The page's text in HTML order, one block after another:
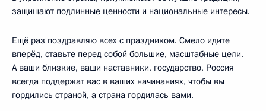
защищают подлинные ценности и национальные интересы.
Ещё раз поздравляю всех с праздником. Смело идите
вперёд, ставьте перед собой большие, масштабные цели.
А ваши близкие, ваши наставники, государство, Россия
всегда поддержат вас в ваших начинаниях, чтобы вы
гордились страной, а страна гордилась вами.